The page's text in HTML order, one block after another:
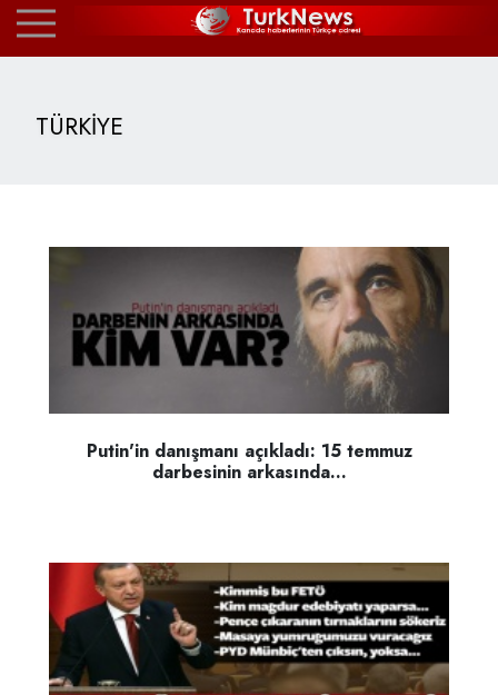
TÜRKİYE
Putin'in danışmanı açıkladı: 15 temmuz
darbesinin arkasında...